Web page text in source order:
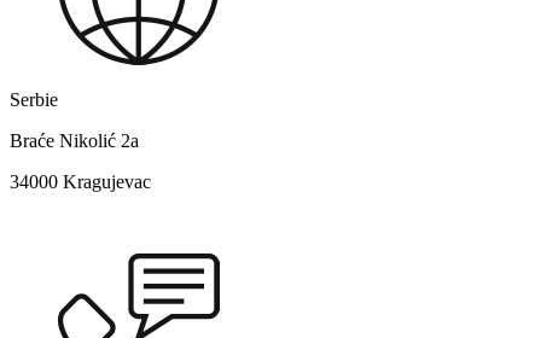
Serbie
Braće Nikolić 2a
34000 Kragujevac